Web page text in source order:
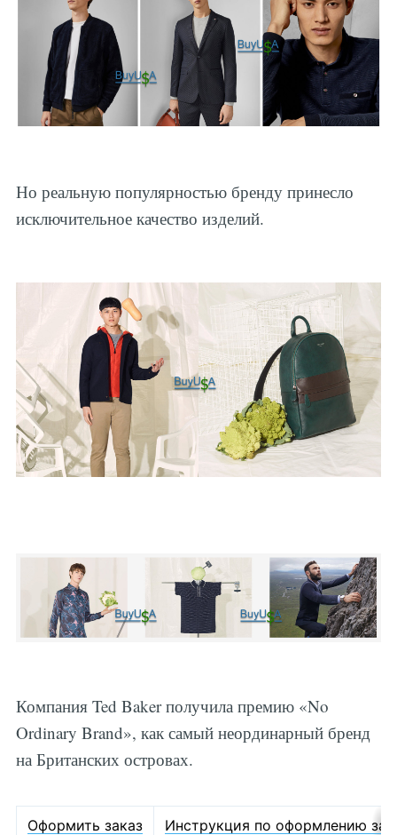
Но реальную популярностью бренду принесло
исключительное качество изделий.
Компания Ted Baker получила премию «No
Ordinary Brand», как самый неординарный бренд
на Британских островах.
Оформить заказ Инструкция по оформлению